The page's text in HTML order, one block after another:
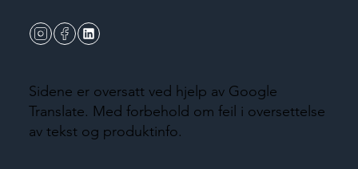
Sidene er oversatt ved hjelp av Google
Translate. Med forbehold om feil i oversettelse
av tekst og produktinfo.